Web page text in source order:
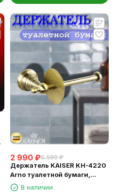
2 990 ₽6 580 ₽
Держатель KAISER KH-4220
Arno туалетной бумаги,
настенный
В наличии